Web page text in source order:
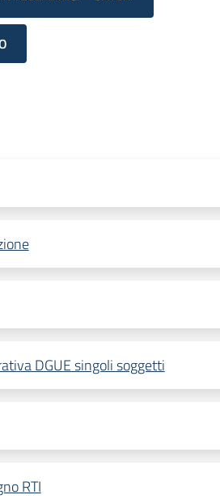
DGUE singoli soggetti
RTI